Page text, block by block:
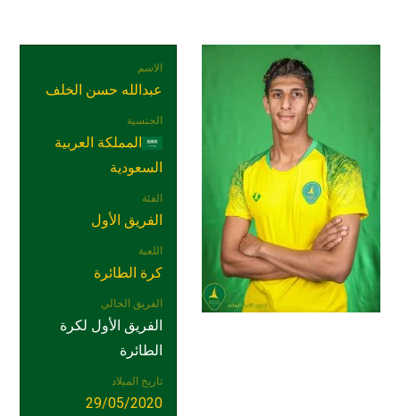
الاسم
عبدالله حسن الخلف
الجنسية
المملكة العربية
السعودية
الفئة
الفريق الأول
اللعبة
كرة الطائرة
الفريق الحالي
الفريق الأول لكرة
الطائرة
تاريخ الميلاد
29/05/2020